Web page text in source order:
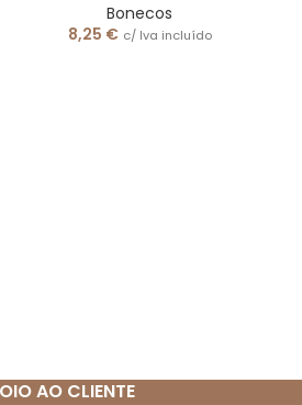
Bonecos
8,25 € c/ Iva incluído
AO CLIENTE